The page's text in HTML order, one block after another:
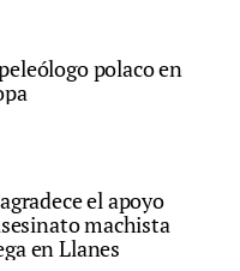
polaco en
el apoyo
machista
en Llanes